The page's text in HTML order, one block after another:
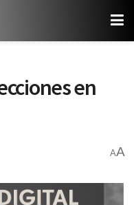
en
AA